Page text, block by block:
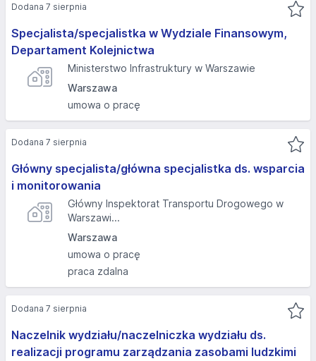
Specjalista/specjalistka w Wydziale Finansowym,
Departament Kolejnictwa
Ministerstwo Infrastruktury w Warszawie
Warszawa
umowa o pracę
Dodana 7 sierpnia
Główny specjalista/główna specjalistka ds. wsparcia
i monitorowania
Główny Inspektorat Transportu Drogowego w
Warszawi...
Warszawa
umowa o pracę
praca zdalna
Dodana 7 sierpnia
Naczelnik wydziału/naczelniczka wydziału ds.
realizacji programu zarządzania zasobami ludzkimi
Dodana 7 sierpnia